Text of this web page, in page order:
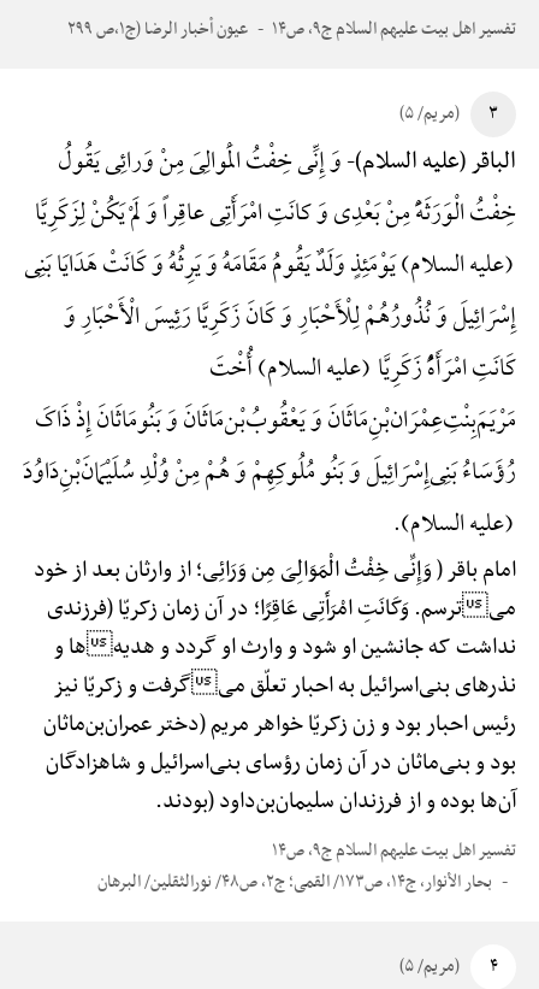
تفسیر اهل بیت علیهم السلام ج۹، ص۱۴ عیون أخبار الرضا (ج۱،ص ۲۹۹
۳ (مریم/ ۵)
الباقر (علیه السلام)-وَ إِنِّی خِفْتُ الْمَوالِیَ مِنْ وَرائِی یَقُولُ
خِفْتُ الْوَرَثَهًَْ مِنْ بَعْدِی وَ کانَتِ امْرَأَتِی عاقِراً وَ لَمْ یَکُنْ لِزَکَرِیَّا
(علیه السلام) یَوْمَئِذٍ وَلَدٌ یَقُومُ مَقَامَهُ وَ یَرِثُهُ وَ کَانَتْ هَدَایَا بَنِی
إِسْرَائِیلَ وَ نُذُورُهُمْ لِلْأَحْبَارِ وَ کَانَ زَکَرِیَّا رَئِیسَ الْأَحْبَارِ وَ
کَانَتِ امْرَأَهًُْ زَکَرِیَّا (علیه السلام) أُخْتَ
مَرْیَمَ‌بِنْتِ‌عِمْرَان‌بْنِ‌مَاثَانَ وَ یَعْقُوبُ‌بْن‌مَاثَانَ وَ بَنُومَاثَانَ إِذْ ذَاکَ
رُؤَسَاءُ بَنِی‌إِسْرَائِیلَ وَ بَنُو مُلُوکِهِمْ وَ هُمْ مِنْ وُلْدِ سُلَیْمَانَ‌بْنِ‌دَاوُدَ
(علیه السلام).
امام باقر ( وَإِنِّی خِفْتُ الْمَوَالِیَ مِن وَرَائِی؛ از وارثان بعد از خود
میترسم. وَکَانَتِ امْرَأَتِی عَاقِرًا؛ در آن زمان زکریّا (فرزندی
نداشت که جانشین او شود و وارث او گردد و هدیهها و
نذرهای بنی‌اسرائیل به احبار تعلّق میگرفت و زکریّا نیز
رئیس احبار بود و زن زکریّا خواهر مریم (دختر عمران‌بن‌ماثان
بود و بنی‌ماثان در آن زمان رؤسای بنی‌اسرائیل و شاهزادگان
آن‌ها بوده و از فرزندان سلیمان‌بن‌داود (بودند.
تفسیر اهل بیت علیهم السلام ج۹، ص۱۴
بحار الأنوار، ج۱۴، ص۱۷۳/ القمی؛ ج۲، ص۴۸/ نورالثقلین/ البرهان
۴ (مریم/ ۵)